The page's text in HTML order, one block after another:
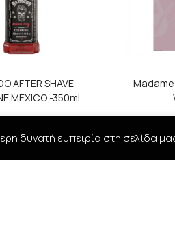
AFTER SHAVE
MEXICO -350ml
δυνατή εμπειρία στη σελίδα